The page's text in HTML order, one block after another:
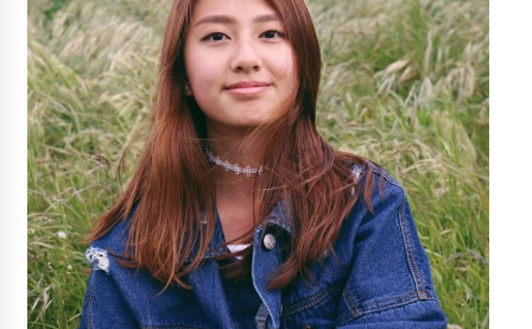
Perjuangan Guru Ngaji di Amerika
April 12, 2024
Seberapa Besar Keberhasilan Indonesia
Sebagai Ketua ASEAN?
September 18, 2023